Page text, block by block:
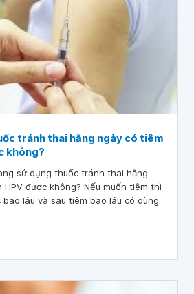
tránh thai hằng ngày có tiêm
không?
sử dụng thuốc tránh thai hằng
được không? Nếu muốn tiêm thì
lâu và sau tiêm bao lâu có dùng